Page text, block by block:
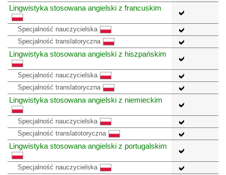
Lingwistyka stosowana angielski z francuskim
Specjalność nauczycielska
Specjalność translatoryczna
Lingwistyka stosowana angielski z hiszpańskim
Specjalność nauczycielska
Specjalność translatoryczna
Lingwistyka stosowana angielski z niemieckim
Specjalność nauczycielska
Specjalność translatotoryczna
Lingwistyka stosowana angielski z portugalskim
Specjalność nauczycielska